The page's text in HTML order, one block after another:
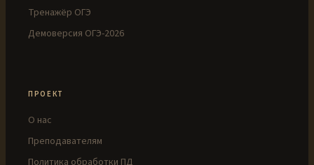
Тренажёр ОГЭ
Демоверсия ОГЭ-2026
ПРОЕКТ
О нас
Преподавателям